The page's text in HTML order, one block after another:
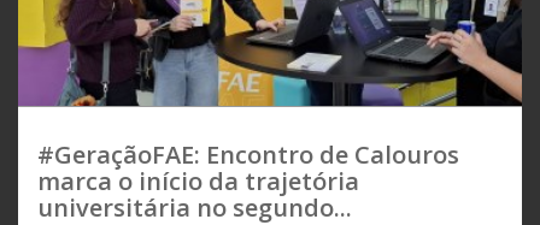
#GeraçãoFAE: Encontro de Calouros
marca o início da trajetória
universitária no segundo...